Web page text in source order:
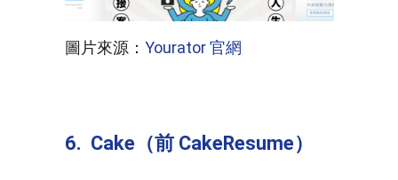
圖片來源： Yourator 官網
6. Cake（前 CakeResume）